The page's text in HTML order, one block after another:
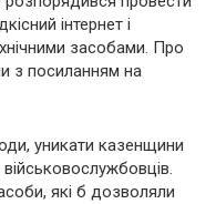
інтернет і
засобами. Про
з посиланням на
уникати казенщини
які б дозволяли